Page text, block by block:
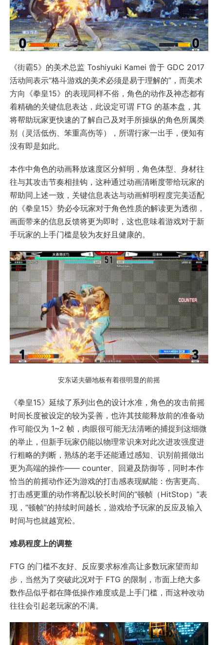
《街霸5》的美术总监 Toshiyuki Kamei 曾于 GDC 2017
活动间表示“格斗游戏的美术必须是易于理解的”，而美术
方向《拳皇15》的表现同样不俗，角色的动作及神态都有
着精确的关键信息表达，此设定可谓 FTG 的基本盘，其
将帮助玩家更快速的了解自己及对手所操纵的角色所属类
别（灵活低伤、笨重高伤等），所谓行家一出手，便知有
没有即是如此。
本作中角色的动画释放速度区分鲜明，角色体型、身材往
往与其攻击节奏相挂钩，这种通过动画清晰度带给玩家的
帮助同上述一致，关键信息表达与动画鲜明程度完美适配
的《拳皇15》势必令玩家对于角色性质的解读更为透彻，
画面带来的信息反馈将更为即时，这也意味着游戏对于新
手玩家的上手门槛是较为友好且健康的。
安东诺夫砸地板有着很明显的前摇
《拳皇15》延续了系列出色的设计水准，角色的攻击前摇
时间长度被设定的较为妥善，也许其技能释放前的准备动
作可能仅为 1~2 帧，肉眼很可能无法清晰的捕捉到这细微
的举止，但新手玩家仍能以物理常识来对此次进攻强度进
行粗略的判断，熟练的老手还能通过感知、识别前摇做出
更为高端的操作—— counter、回避及防御等，同时本作
恰当的前摇动作还为游戏的打击感表现赋能：伤害更高、
打击感更重的动作将配以较长时间的“顿帧（HitStop）”表
现，“顿帧”的持续时间越长，游戏给予玩家的反应及输入
时间与也就越宽松。
难易程度上的调整
FTG 的门槛不友好、反应要求标准高让多数玩家望而却
步，当然为了突破此况对于 FTG 的限制，市面上绝大多
数作品似乎都在降低操作难度或是上手门槛，而这种改动
往往会引起老玩家的不满。